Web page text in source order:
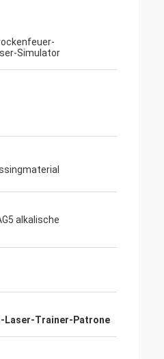
sehen!
Simulator
alkalische
Laser-Trainer-Patrone